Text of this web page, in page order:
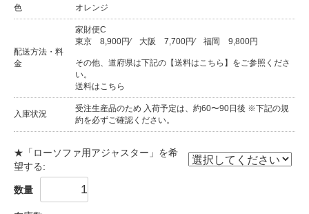
色 オレンジ
配送方法・料
金
家財便C
東京
8,900円⁄ 大阪 7,700円⁄ 福岡 9,800円
その他、道府県は下記の【送料はこちら】をご参照くださ
い。
送料はこちら
入庫状況
受注生産品のため 入荷予定は、約60〜90日後 ※下記の規
約を必ずご確認ください。
★「ローソファ用アジャスター」を希
望する:
数量